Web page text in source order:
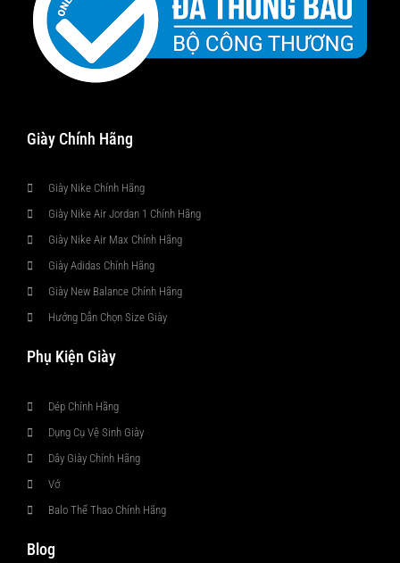
Giày Chính Hãng
Giày Nike Chính Hãng
Giày Nike Air Jordan 1 Chính Hãng
Giày Nike Air Max Chính Hãng
Giày Adidas Chính Hãng
Giày New Balance Chính Hãng
Hướng Dẫn Chọn Size Giày
Phụ Kiện Giày
Dép Chính Hãng
Dụng Cụ Vệ Sinh Giày
Dây Giày Chính Hãng
Vớ
Balo Thể Thao Chính Hãng
Blog